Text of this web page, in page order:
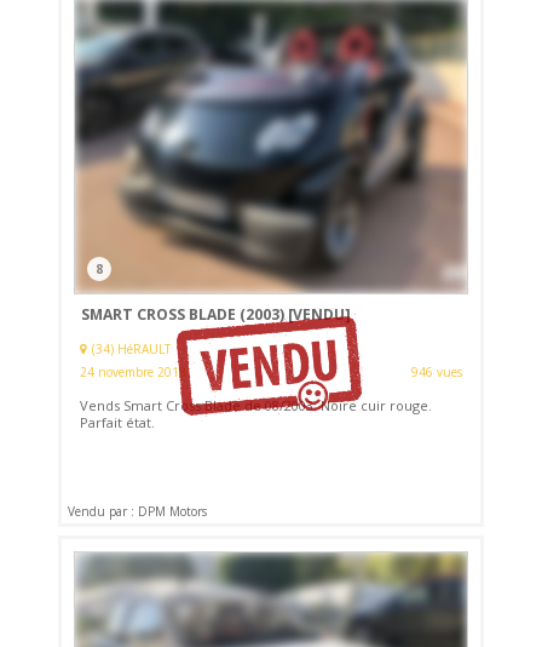
8
SMART CROSS BLADE (2003)[VENDU]
(34) HéRAULT
24 novembre 2018
946 vues
Vends Smart Cross Blade de 08/2003. Noire cuir rouge.
Parfait état.
Vendu par : DPM Motors